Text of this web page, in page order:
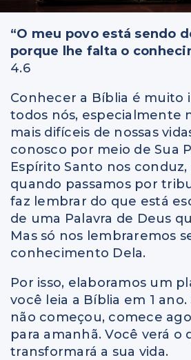
“O meu povo está sendo
porque lhe falta o
4.6
Conhecer a Bíblia é muito
todos nós, especialmente
mais difíceis de nossas
conosco por meio de Sua
Espírito Santo nos
quando passamos por
faz lembrar do que está
de uma Palavra de Deus
Mas só nos lembraremos
conhecimento Dela.
Por isso, elaboramos um
você leia a Bíblia em 1 ano.
não começou, comece
para amanhã. Você verá o
transformará a sua vida.